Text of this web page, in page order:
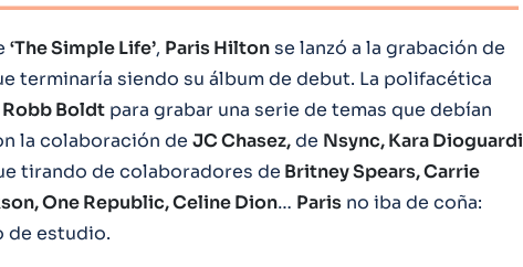
‘The Simple Life’, Paris Hiltonse lanzó a la grabación de
terminaría siendo su álbum de debut. La polifacética
Robb Boldt para grabar una serie de temas que debían
la colaboración de JC Chasez,de Nsync, Kara Dioguardi
tirando de colaboradores de Britney Spears, Carrie
One Republic, Celine Dion… Paris no iba de coña:
de estudio.